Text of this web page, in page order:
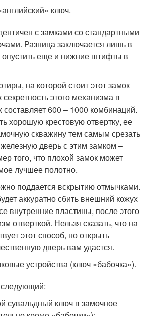
ключ.
с замками со стандартными
Разница заключается лишь в
еще и нижние штифты в
на которой стоит этот замок
секретность этого механизма в
600 – 1000 комбинаций.
хорошую крестовую отвертку, ее
скважину тем самым срезать
дверь с этим замком –
того, что плохой замок может
лучшее полотно.
поддается вскрытию отмычками.
аккуратно сбить внешний кожух
внутренние пластины, после этого
отверткой. Нельзя сказать, что на
этот способ, но открыть
дверь вам удастся.
устройства (ключ «бабочка»).
сувальдный ключ в замочное